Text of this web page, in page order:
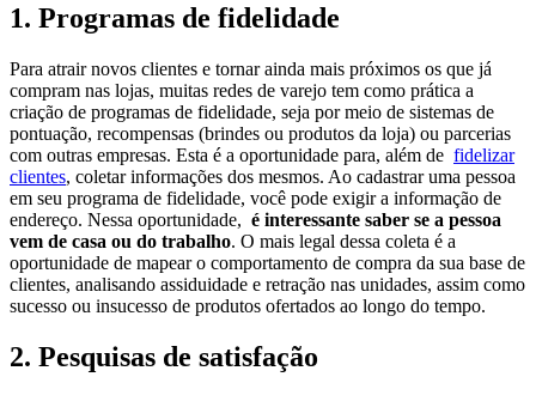
1. Programas de fidelidade
Para atrair novos clientes e tornar ainda mais próximos os que já
compram nas lojas, muitas redes de varejo tem como prática a
criação de programas de fidelidade, seja por meio de sistemas de
pontuação, recompensas (brindes ou produtos da loja) ou parcerias
com outras empresas. Esta é a oportunidade para, além de fidelizar
clientes, coletar informações dos mesmos. Ao cadastrar uma pessoa
em seu programa de fidelidade, você pode exigir a informação de
endereço. Nessa oportunidade, é interessante saber se a pessoa
vem de casa ou do trabalho. O mais legal dessa coleta é a
oportunidade de mapear o comportamento de compra da sua base de
clientes, analisando assiduidade e retração nas unidades, assim como
sucesso ou insucesso de produtos ofertados ao longo do tempo.
2. Pesquisas de satisfação